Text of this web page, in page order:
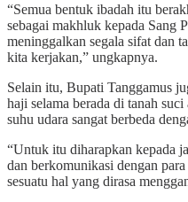
“Semua bentuk ibadah itu
sebagai makhluk kepada Sang
meninggalkan segala sifat dan
kita kerjakan,” ungkapnya.
Selain itu, Bupati Tanggamus
haji selama berada di tanah
suhu udara sangat berbeda
“Untuk itu diharapkan kepada
dan berkomunikasi dengan
sesuatu hal yang dirasa